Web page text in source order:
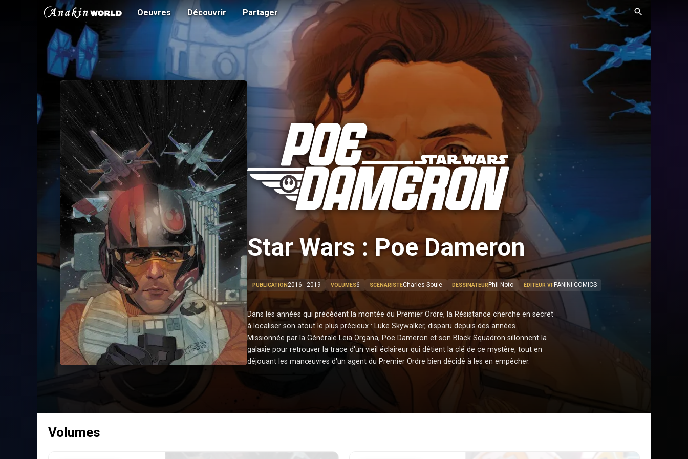
Oeuvres Découvrir Partager
Star Wars : Poe Dameron
PUBLICATION2016 - 2019 VOLUMES6 SCÉNARISTECharles Soule DESSINATEUR Phil Noto ÉDITEUR VFPANINI COMICS
Dans les années qui précèdent la montée du Premier Ordre, la Résistance cherche en secret
à localiser son atout le plus précieux : Luke Skywalker, disparu depuis des années.
Missionnée par la Générale Leia Organa, Poe Dameron et son Black Squadron sillonnent la
galaxie pour retrouver la trace d'un vieil éclaireur qui détient la clé de ce mystère, tout en
déjouant les manœuvres d'un agent du Premier Ordre bien décidé à les en empêcher.
Volumes